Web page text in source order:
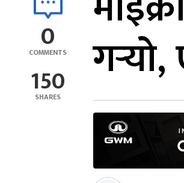
0
COMMENTS
150
SHARES